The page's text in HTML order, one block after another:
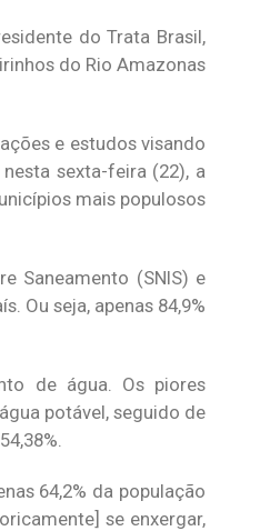
do Trata Brasil,
do Rio Amazonas
e estudos visando
sexta-feira (22), a
mais populosos
Saneamento (SNIS) e
Ou seja, apenas 84,9%
de água. Os piores
potável, seguido de
64,2% da população
se enxergar,